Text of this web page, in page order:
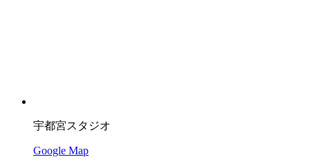
宇都宮スタジオ
Google Map